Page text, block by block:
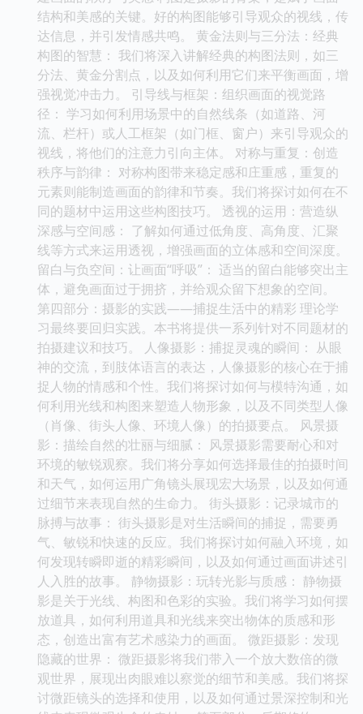
结构和美感的关键。好的构图能够引导观众的视线，传
达信息，并引发情感共鸣。 黄金法则与三分法：经典
构图的智慧： 我们将深入讲解经典的构图法则，如三
分法、黄金分割点，以及如何利用它们来平衡画面，增
强视觉冲击力。 引导线与框架：组织画面的视觉路
径： 学习如何利用场景中的自然线条（如道路、河
流、栏杆）或人工框架（如门框、窗户）来引导观众的
视线，将他们的注意力引向主体。 对称与重复：创造
秩序与韵律： 对称构图带来稳定感和庄重感，重复的
元素则能制造画面的韵律和节奏。我们将探讨如何在不
同的题材中运用这些构图技巧。 透视的运用：营造纵
深感与空间感： 了解如何通过低角度、高角度、汇聚
线等方式来运用透视，增强画面的立体感和空间深度。
留白与负空间：让画面“呼吸”： 适当的留白能够突出主
体，避免画面过于拥挤，并给观众留下想象的空间。
第四部分：摄影的实践——捕捉生活中的精彩 理论学
习最终要回归实践。本书将提供一系列针对不同题材的
拍摄建议和技巧。 人像摄影：捕捉灵魂的瞬间： 从眼
神的交流，到肢体语言的表达，人像摄影的核心在于捕
捉人物的情感和个性。我们将探讨如何与模特沟通，如
何利用光线和构图来塑造人物形象，以及不同类型人像
（肖像、街头人像、环境人像）的拍摄要点。 风景摄
影：描绘自然的壮丽与细腻： 风景摄影需要耐心和对
环境的敏锐观察。我们将分享如何选择最佳的拍摄时间
和天气，如何运用广角镜头展现宏大场景，以及如何通
过细节来表现自然的生命力。 街头摄影：记录城市的
脉搏与故事： 街头摄影是对生活瞬间的捕捉，需要勇
气、敏锐和快速的反应。我们将探讨如何融入环境，如
何发现转瞬即逝的精彩瞬间，以及如何通过画面讲述引
人入胜的故事。 静物摄影：玩转光影与质感： 静物摄
影是关于光线、构图和色彩的实验。我们将学习如何摆
放道具，如何利用道具和光线来突出物体的质感和形
态，创造出富有艺术感染力的画面。 微距摄影：发现
隐藏的世界： 微距摄影将我们带入一个放大数倍的微
观世界，展现出肉眼难以察觉的细节和美感。我们将探
讨微距镜头的选择和使用，以及如何通过景深控制和光